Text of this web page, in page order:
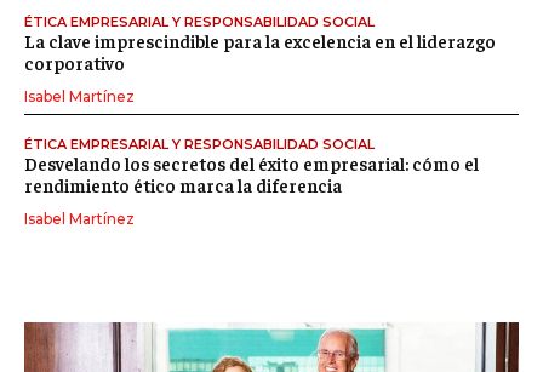
ÉTICA EMPRESARIAL Y RESPONSABILIDAD SOCIAL
La clave imprescindible para la excelencia en el liderazgo
corporativo
Isabel Martínez
ÉTICA EMPRESARIAL Y RESPONSABILIDAD SOCIAL
Desvelando los secretos del éxito empresarial: cómo el
rendimiento ético marca la diferencia
Isabel Martínez